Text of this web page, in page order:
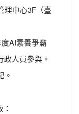
中心3F（臺
AI素養爭霸
人員參與。
。